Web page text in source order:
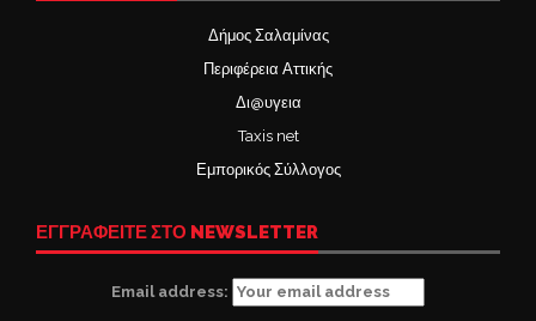
Δήμος Σαλαμίνας
Περιφέρεια Αττικής
Δι@υγεια
Taxis net
Εμπορικός Σύλλογος
ΕΓΓΡΑΦΕΙΤΕ ΣΤΟ NEWSLETTER
Email address: